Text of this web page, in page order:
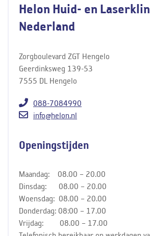
Helon Huid- en
Nederland
Zorgboulevard ZGT Hengelo
Geerdinksweg 139-53
7555 DL Hengelo
088-7084990
info@helon.nl
Openingstijden
Maandag: 08.00 – 20.00
Dinsdag: 08.00 – 20.00
Woensdag: 08.00 – 20.00
Donderdag: 08:00 – 17.00
Vrijdag: 08.00 – 17.00